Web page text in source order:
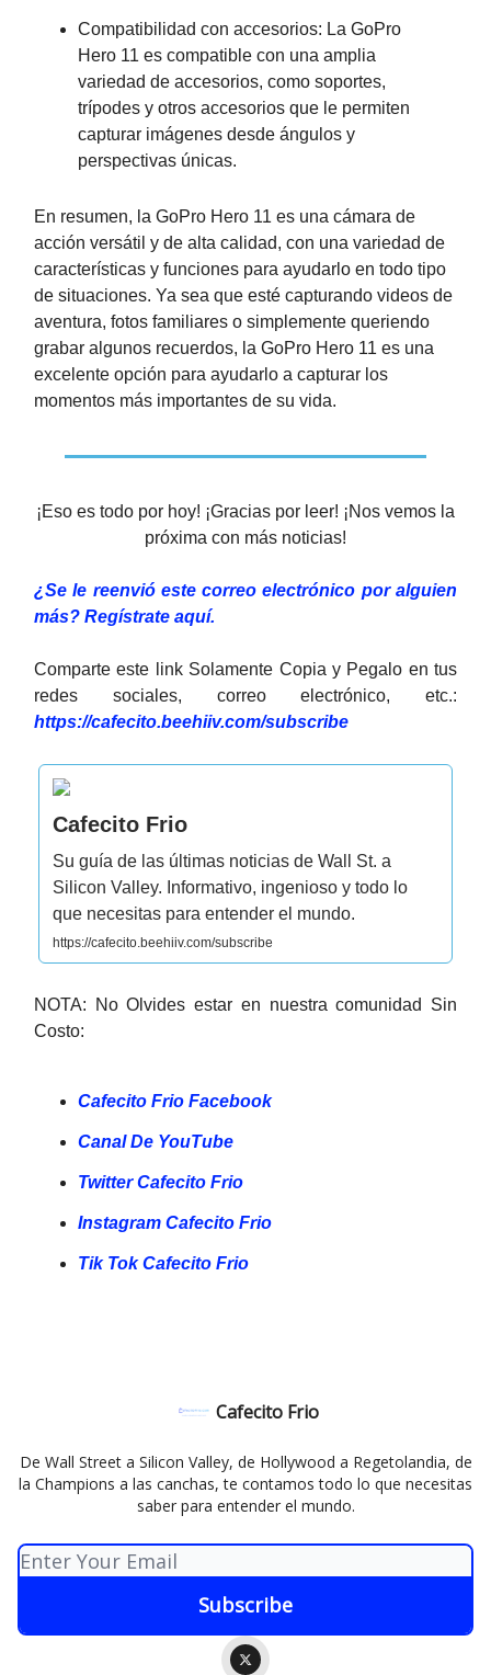
Compatibilidad con accesorios: La GoPro
Hero 11 es compatible con una amplia
variedad de accesorios, como soportes,
trípodes y otros accesorios que le permiten
capturar imágenes desde ángulos y
perspectivas únicas.
En resumen, la GoPro Hero 11 es una cámara de
acción versátil y de alta calidad, con una variedad de
características y funciones para ayudarlo en todo tipo
de situaciones. Ya sea que esté capturando videos de
aventura, fotos familiares o simplemente queriendo
grabar algunos recuerdos, la GoPro Hero 11 es una
excelente opción para ayudarlo a capturar los
momentos más importantes de su vida.
¡Eso es todo por hoy! ¡Gracias por leer! ¡Nos vemos la
próxima con más noticias!
¿Se le reenvió este correo electrónico por alguien
más? Regístrate aquí.​
Comparte este link Solamente Copia y Pegalo en tus
redes sociales, correo electrónico, etc.:​
https://cafecito.beehiiv.com/subscribe
Cafecito Frio
Su guía de las últimas noticias de Wall St. a
Silicon Valley. Informativo, ingenioso y todo lo
que necesitas para entender el mundo.
https://cafecito.beehiiv.com/subscribe
NOTA: No Olvides estar en nuestra comunidad Sin
Costo:
Cafecito Frio Facebook
Canal De YouTube
Twitter Cafecito Frio
Instagram Cafecito Frio
Tik Tok Cafecito Frio
Cafecito Frio
De Wall Street a Silicon Valley, de Hollywood a Regetolandia, de
la Champions a las canchas, te contamos todo lo que necesitas
saber para entender el mundo.